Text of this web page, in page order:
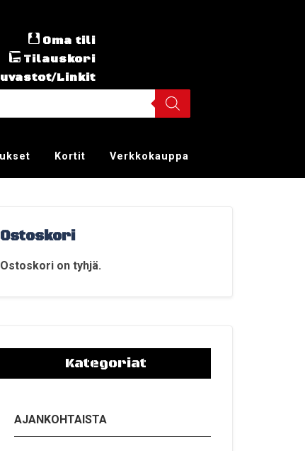
Oma tili
Tilauskori
Linkit
Kortit Verkkokauppa
Ostoskori
Ostoskori on tyhjä.
Kategoriat
AJANKOHTAISTA